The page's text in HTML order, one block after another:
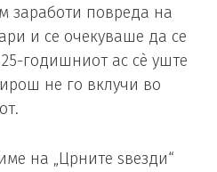
заработи повреда на
и се очекуваше да се
годишниот ас сè уште
не го вклучи во
на „Црните ѕвезди“